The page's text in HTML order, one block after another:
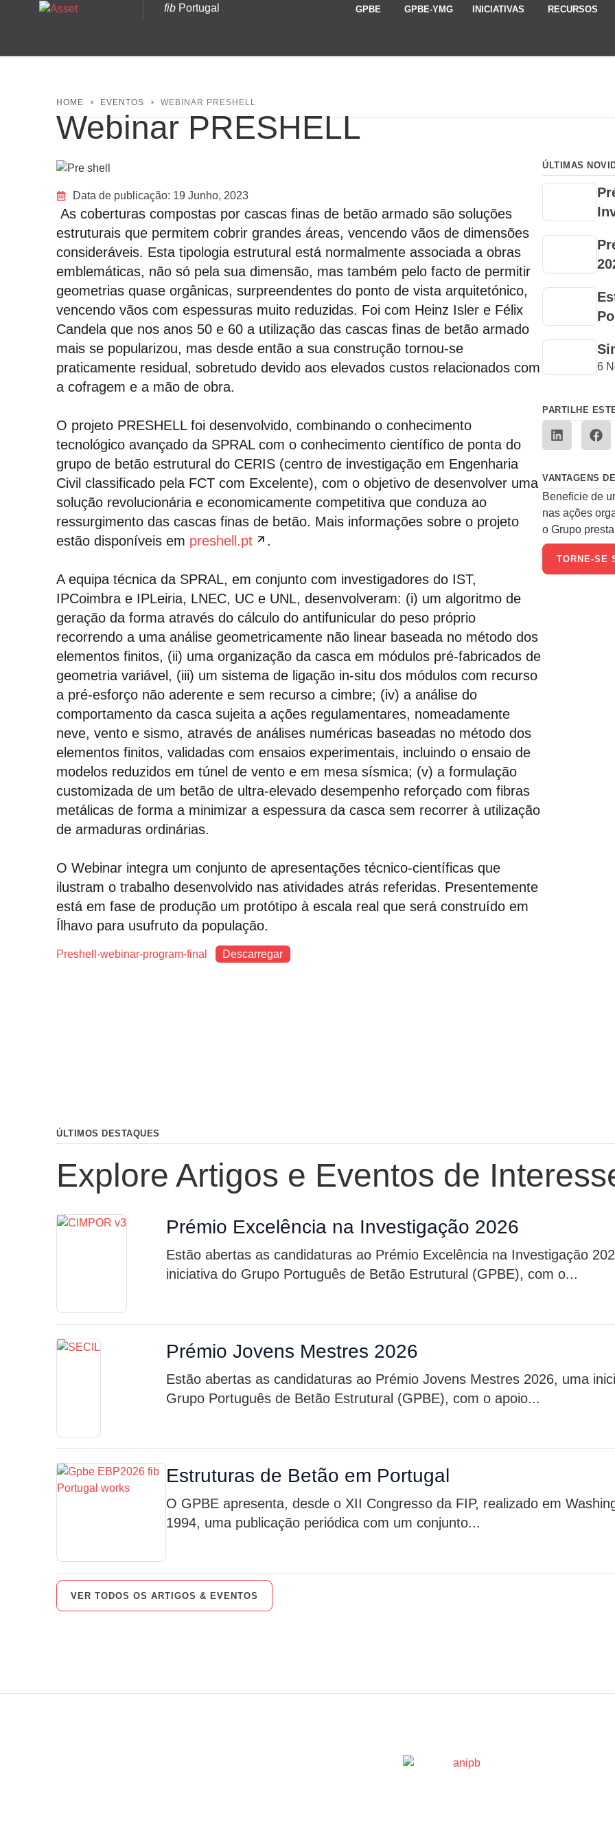
fibPortugal GPBE GPBE-YMG INICIATIVAS RECURSOS
HOME EVENTOS WEBINAR PRESHELL
Webinar PRESHELL
Data de publicação: 19 Junho, 2023
As coberturas compostas por cascas finas de betão armado são soluções
estruturais que permitem cobrir grandes áreas, vencendo vãos de dimensões
consideráveis. Esta tipologia estrutural está normalmente associada a obras
emblemáticas, não só pela sua dimensão, mas também pelo facto de permitir
geometrias quase orgânicas, surpreendentes do ponto de vista arquitetónico,
vencendo vãos com espessuras muito reduzidas. Foi com Heinz Isler e Félix
Candela que nos anos 50 e 60 a utilização das cascas finas de betão armado
mais se popularizou, mas desde então a sua construção tornou-se
praticamente residual, sobretudo devido aos elevados custos relacionados com
a cofragem e a mão de obra.
O projeto PRESHELL foi desenvolvido, combinando o conhecimento
tecnológico avançado da SPRAL com o conhecimento científico de ponta do
grupo de betão estrutural do CERIS (centro de investigação em Engenharia
Civil classificado pela FCT com Excelente), com o objetivo de desenvolver uma
solução revolucionária e economicamente competitiva que conduza ao
ressurgimento das cascas finas de betão. Mais informações sobre o projeto
estão disponíveis em preshell.pt .
A equipa técnica da SPRAL, em conjunto com investigadores do IST,
IPCoimbra e IPLeiria, LNEC, UC e UNL, desenvolveram: (i) um algoritmo de
geração da forma através do cálculo do antifunicular do peso próprio
recorrendo a uma análise geometricamente não linear baseada no método dos
elementos finitos, (ii) uma organização da casca em módulos pré-fabricados de
geometria variável, (iii) um sistema de ligação in-situ dos módulos com recurso
a pré-esforço não aderente e sem recurso a cimbre; (iv) a análise do
comportamento da casca sujeita a ações regulamentares, nomeadamente
neve, vento e sismo, através de análises numéricas baseadas no método dos
elementos finitos, validadas com ensaios experimentais, incluindo o ensaio de
modelos reduzidos em túnel de vento e em mesa sísmica; (v) a formulação
customizada de um betão de ultra-elevado desempenho reforçado com fibras
metálicas de forma a minimizar a espessura da casca sem recorrer à utilização
de armaduras ordinárias.
O Webinar integra um conjunto de apresentações técnico-científicas que
ilustram o trabalho desenvolvido nas atividades atrás referidas. Presentemente
está em fase de produção um protótipo à escala real que será construído em
Ílhavo para usufruto da população.
Preshell-webinar-program-final Descarregar
ÚLTIMAS
6
PARTILHE
VANTAGENS
Beneficie de
nas ações
o Grupo
TORNE-SE
ÚLTIMOS DESTAQUES
Explore Artigos e Eventos de
Prémio Excelência na Investigação 2026
Estão abertas as candidaturas ao Prémio Excelência na Investigação
iniciativa do Grupo Português de Betão Estrutural (GPBE), com o...
Prémio Jovens Mestres 2026
Estão abertas as candidaturas ao Prémio Jovens Mestres 2026, uma
Grupo Português de Betão Estrutural (GPBE), com o apoio...
Estruturas de Betão em Portugal
O GPBE apresenta, desde o XII Congresso da FIP, realizado em
1994, uma publicação periódica com um conjunto...
VER TODOS OS ARTIGOS & EVENTOS